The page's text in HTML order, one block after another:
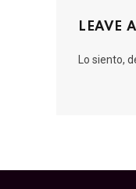
LEAVE
Lo siento,